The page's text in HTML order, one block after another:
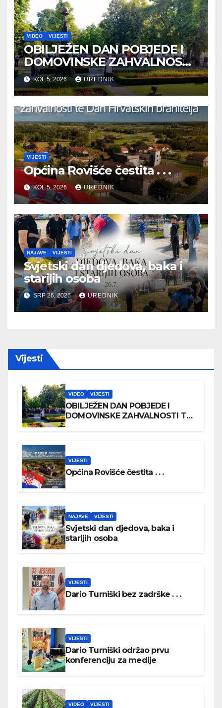
VIDEO VIJESTI
OBILJEŽEN DAN POBJEDE I
DOMOVINSKE ZAHVALNOSTI
TE DAN HRVATSKIH
BRANITELJA
KOL 5, 2026 UREDNIK
VIJESTI
Općina Rovišće čestita . . .
KOL 5, 2026 UREDNIK
NAJAVE VIJESTI
Svjetski dan djedova, baka i
starijih osoba
SRP 26, 2026 UREDNIK
Vijesti
VIDEO VIJESTI
OBILJEŽEN DAN POBJEDE I
DOMOVINSKE ZAHVALNOSTI TE
VIJESTI
Općina Rovišće čestita . . .
NAJAVE VIJESTI
Svjetski dan djedova, baka i
starijih osoba
VIJESTI
Dario Turniški bez zadrške . . .
VIJESTI
Dario Turniški održao prvu
konferenciju za medije
VIDEO VIJESTI